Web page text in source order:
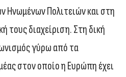
Ηνωμένων Πολιτειών και στη
τους διαχείριση. Στη δική
γύρω από τα
στον οποίο η Ευρώπη έχει